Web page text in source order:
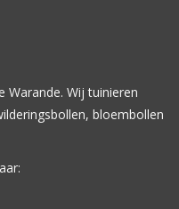
Warande. Wij tuinieren
bloembollen